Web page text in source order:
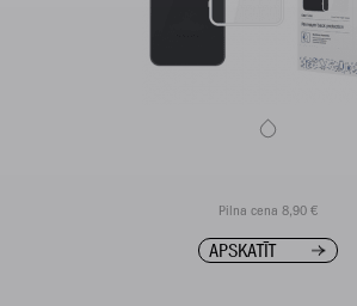
Pilna cena 8,90 €
APSKATĪT